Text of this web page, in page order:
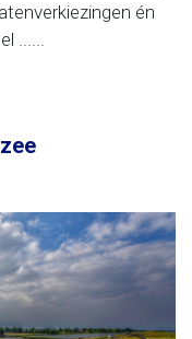
én
......